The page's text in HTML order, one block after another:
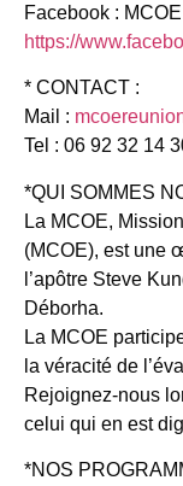
Facebook :
https://
* CONTACT :
Mail :
Tel : 06 92 32 14
*QUI SOMMES
La MCOE,
(MCOE), est une
l’apôtre Steve
Déborha.
La MCOE
la véracité de
Rejoignez-nous
celui qui en est
*NOS